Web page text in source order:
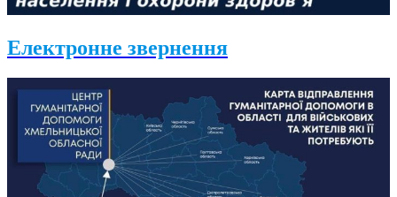
Електронне звернення